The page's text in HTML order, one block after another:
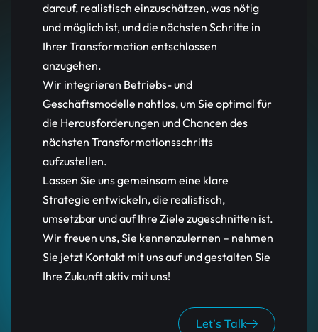
darauf, realistisch einzuschätzen, was nötig
und möglich ist, und die nächsten Schritte in
Ihrer Transformation entschlossen
anzugehen.
Wir integrieren Betriebs- und
Geschäftsmodelle nahtlos, um Sie optimal für
die Herausforderungen und Chancen des
nächsten Transformationsschritts
aufzustellen.
Lassen Sie uns gemeinsam eine klare
Strategie entwickeln, die realistisch,
umsetzbar und auf Ihre Ziele zugeschnitten ist.
Wir freuen uns, Sie kennenzulernen – nehmen
Sie jetzt Kontakt mit uns auf und gestalten Sie
Ihre Zukunft aktiv mit uns!
Let’s Talk